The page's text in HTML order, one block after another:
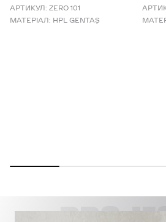
АРТИКУЛ: ZERO 101
МАТЕРІАЛ: HPL GENTAŞ